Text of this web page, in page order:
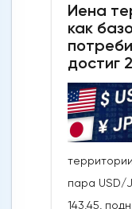
это
отскоком
430/4 403
более
долларам
долларам
прорыв
Иена
как
достиг
пара USD/
143,45,